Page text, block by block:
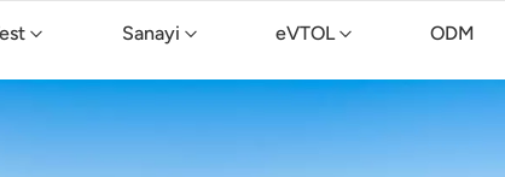
Sanayi eVTOL ODM